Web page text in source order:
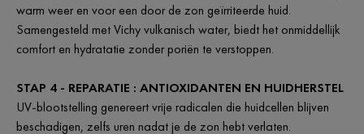
warm weer en voor een door de zon geïrriteerde huid.
Samengesteld met Vichy vulkanisch water, biedt het onmiddellijk
comfort en hydratatie zonder poriën te verstoppen.
STAP 4 - REPARATIE : ANTIOXIDANTEN EN HUIDHERSTEL
UV-blootstelling genereert vrije radicalen die huidcellen blijven
beschadigen, zelfs uren nadat je de zon hebt verlaten.